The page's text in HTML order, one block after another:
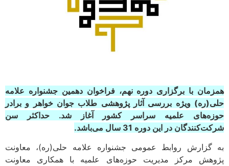
همزمان با برگزاری دوره نهم، فراخوان دهمین جشنواره علامه
حلی(ره) ویژه بررسی آثار پژوهشی طلاب جوان خواهر و برادر
حوزه‌های علمیه سراسر کشور آغاز شد. حداکثر سن
شرکت‌کنندگان در این دوره 31 سال می‌باشد.
به گزارش روابط عمومی جشنواره علامه حلی(ره)، معاونت
پژوهش مرکز مدیریت حوزه‌های علمیه با همکاری معاونت